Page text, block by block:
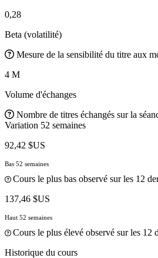
0,28
Beta (volatilité)
Mesure de la sensibilité du titre aux
4 M
Volume d'échanges
Nombre de titres échangés sur la
Variation 52 semaines
92,42 $US
Bas 52 semaines
Cours le plus bas observé sur les 12
137,46 $US
Haut 52 semaines
Cours le plus élevé observé sur les 12
Historique du cours